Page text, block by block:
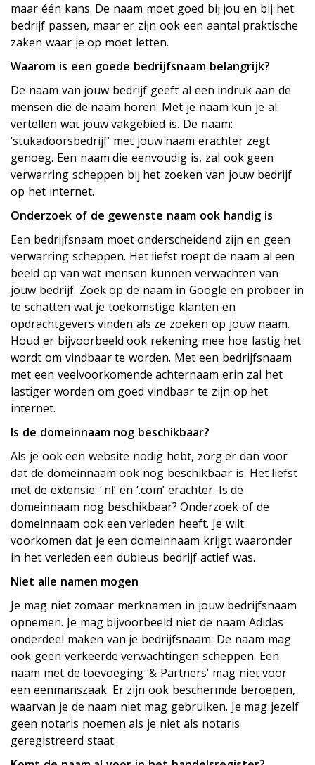
maar één kans. De naam moet goed bij jou en bij het
bedrijf passen, maar er zijn ook een aantal praktische
zaken waar je op moet letten.
Waarom is een goede bedrijfsnaam belangrijk?
De naam van jouw bedrijf geeft al een indruk aan de
mensen die de naam horen. Met je naam kun je al
vertellen wat jouw vakgebied is. De naam:
‘stukadoorsbedrijf’ met jouw naam erachter zegt
genoeg. Een naam die eenvoudig is, zal ook geen
verwarring scheppen bij het zoeken van jouw bedrijf
op het internet.
Onderzoek of de gewenste naam ook handig is
Een bedrijfsnaam moet onderscheidend zijn en geen
verwarring scheppen. Het liefst roept de naam al een
beeld op van wat mensen kunnen verwachten van
jouw bedrijf. Zoek op de naam in Google en probeer in
te schatten wat je toekomstige klanten en
opdrachtgevers vinden als ze zoeken op jouw naam.
Houd er bijvoorbeeld ook rekening mee hoe lastig het
wordt om vindbaar te worden. Met een bedrijfsnaam
met een veelvoorkomende achternaam erin zal het
lastiger worden om goed vindbaar te zijn op het
internet.
Is de domeinnaam nog beschikbaar?
Als je ook een website nodig hebt, zorg er dan voor
dat de domeinnaam ook nog beschikbaar is. Het liefst
met de extensie: ‘.nl’ en ‘.com’ erachter. Is de
domeinnaam nog beschikbaar? Onderzoek of de
domeinnaam ook een verleden heeft. Je wilt
voorkomen dat je een domeinnaam krijgt waaronder
in het verleden een dubieus bedrijf actief was.
Niet alle namen mogen
Je mag niet zomaar merknamen in jouw bedrijfsnaam
opnemen. Je mag bijvoorbeeld niet de naam Adidas
onderdeel maken van je bedrijfsnaam. De naam mag
ook geen verkeerde verwachtingen scheppen. Een
naam met de toevoeging ‘& Partners’ mag niet voor
een eenmanszaak. Er zijn ook beschermde beroepen,
waarvan je de naam niet mag gebruiken. Je mag jezelf
geen notaris noemen als je niet als notaris
geregistreerd staat.